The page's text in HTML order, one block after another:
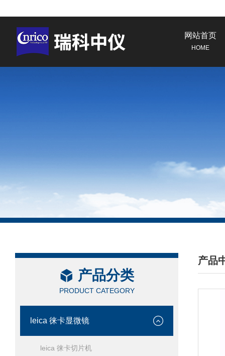
网站首页
HOME
产品分类
PRODUCT CATEGORY
leica 徕卡显微镜
leica 徕卡切片机
产品
/